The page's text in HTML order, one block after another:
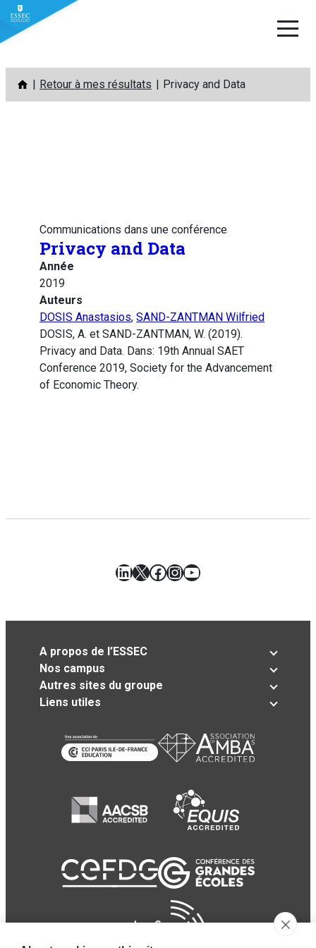
Aller
contenu
Retour à mes résultats Privacy and Data
Communications dans une conférence
Privacy and Data
Année
2019
Auteurs
DOSIS Anastasios, SAND-ZANTMAN Wilfried
DOSIS, A. et SAND-ZANTMAN, W. (2019).
Privacy and Data. Dans: 19th Annual SAET
Conference 2019, Society for the Advancement
of Economic Theory.
LinkedIn
X Facebook
Instagram
YouTube
A propos de l’ESSEC
Nos campus
Autres sites du groupe
Liens utiles